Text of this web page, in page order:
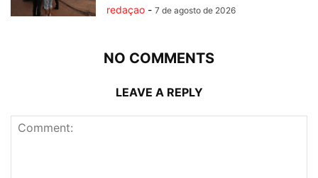
redaçao - 7 de agosto de 2026
NO COMMENTS
LEAVE A REPLY